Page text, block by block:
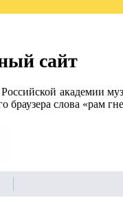
сайт
академии
браузера слова «рам